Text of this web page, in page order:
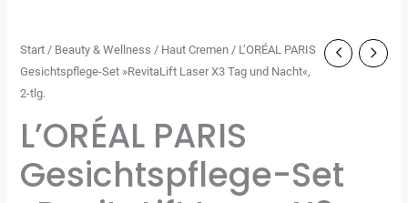
Start / Beauty & Wellness / Haut Cremen / L’ORÉAL PARIS
Gesichtspflege-Set »RevitaLift Laser X3 Tag und Nacht«,
2-tlg.
L’ORÉAL PARIS
Gesichtspflege-Set